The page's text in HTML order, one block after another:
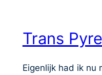
Trans
Eigenlijk had ik nu